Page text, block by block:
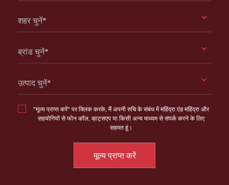
शहर चुनें*
ब्रांड चुनें*
उत्पाद चुनें*
"मूल्य प्राप्त करें" पर क्लिक करके, मैं अपनी रुचि के संबंध में महिंद्रा एंड महिंद्रा और
सहयोगियों से फोन कॉल, व्हाट्सएप या किसी अन्य माध्यम से संपर्क करने के लिए
सहमत हूं।